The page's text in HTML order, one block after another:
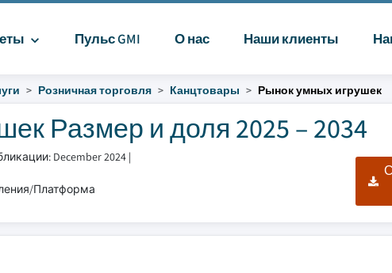
Пульс GMI О нас Наши клиенты
Розничная торговля Канцтовары Рынок умных игрушек
Размер и доля 2025 – 2034
December 2024 |
Платформа